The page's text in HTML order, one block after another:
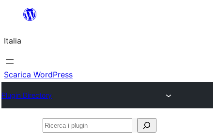
contenuto
Italia
Scarica WordPress
Plugin Directory
Ricerca